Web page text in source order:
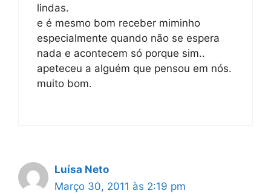
lindas.
e é mesmo bom receber miminho
especialmente quando não se espera
nada e acontecem só porque sim..
apeteceu a alguém que pensou em nós.
muito bom.
Luísa Neto
Março 30, 2011 às 2:19 pm